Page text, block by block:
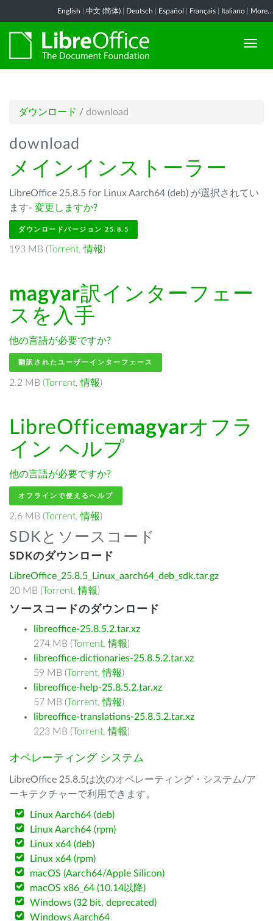
English 中文 (简体) Deutsch Español Français Italiano More...
ダウンロード / download
download
メインインストーラー
LibreOffice 25.8.5 for Linux Aarch64 (deb) が選択されてい
ます- 変更しますか?
ダウンロードバージョン 25.8.5
193 MB (Torrent,情報)
magyar訳インターフェー
スを入手
他の言語が必要ですか?
翻訳されたユーザーインターフェース
2.2 MB (Torrent,情報)
LibreOfficemagyarオフラ
イン ヘルプ
他の言語が必要ですか?
オフラインで使えるヘルプ
2.6 MB (Torrent,情報)
SDKとソースコード
SDKのダウンロード
LibreOffice_25.8.5_Linux_aarch64_deb_sdk.tar.gz
20 MB (Torrent,情報)
ソースコードのダウンロード
libreoffice-25.8.5.2.tar.xz
274 MB (Torrent,情報)
libreoffice-dictionaries-25.8.5.2.tar.xz
59 MB (Torrent,情報)
libreoffice-help-25.8.5.2.tar.xz
57 MB (Torrent,情報)
libreoffice-translations-25.8.5.2.tar.xz
223 MB (Torrent,情報)
オペレーティング システム
LibreOffice 25.8.5は次のオペレーティング・システム/ア
ーキテクチャーで利用できます。
Linux Aarch64 (deb)
Linux Aarch64 (rpm)
Linux x64 (deb)
Linux x64 (rpm)
macOS (Aarch64/Apple Silicon)
macOS x86_64 (10.14以降)
Windows (32 bit, deprecated)
Windows Aarch64